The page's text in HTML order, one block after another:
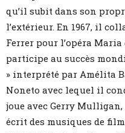
qu’il subit dans son
l’extérieur. En 1967, il
Ferrer pour l’opéra Maria
participe au succès
» interprété par Amélita
Noneto avec lequel il
joue avec Gerry Mulligan,
écrit des musiques de